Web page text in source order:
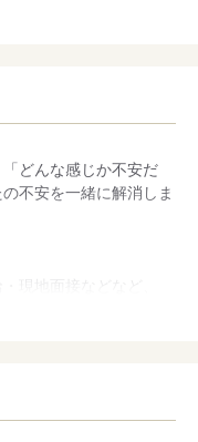
どんな感じか不安だ
不安を一緒に解消しま
現地面接などなど、
は自信があります♪